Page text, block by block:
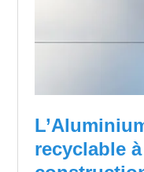
recyclable